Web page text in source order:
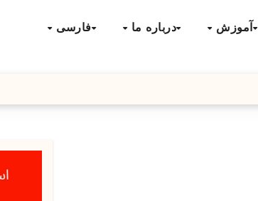
آموزش درباره ما فارسی